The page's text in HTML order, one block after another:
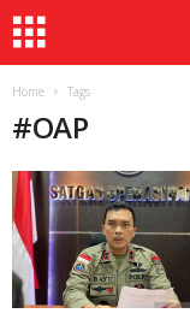
Home Tags
#OAP